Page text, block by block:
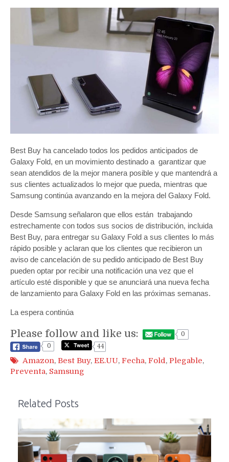
al
mercado
Best Buy ha cancelado todos los pedidos anticipados de
Galaxy Fold, en un movimiento destinado a garantizar que
sean atendidos de la mejor manera posible y que mantendrá a
sus clientes actualizados lo mejor que pueda, mientras que
Samsung continúa avanzando en la mejora del Galaxy Fold.
Desde Samsung señalaron que ellos están trabajando
estrechamente con todos sus socios de distribución, incluida
Best Buy, para entregar su Galaxy Fold a sus clientes lo más
rápido posible y aclaran que los clientes que recibieron un
aviso de cancelación de su pedido anticipado de Best Buy
pueden optar por recibir una notificación una vez que el
artículo esté disponible y que se anunciará una nueva fecha
de lanzamiento para Galaxy Fold en las próximas semanas.
La espera continúa
Please follow and like us:
0
0
44
Amazon, Best Buy, EE.UU, Fecha, Fold, Plegable,
Preventa, Samsung
Related Posts